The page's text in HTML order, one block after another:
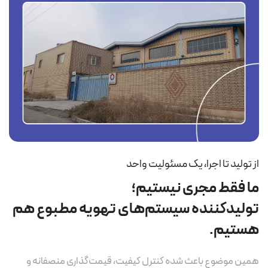
از تولید تا اجرا، یک مسئولیت واحد
ما فقط مجری نیستیم؛
تولیدکننده سیستم‌های تهویه مطبوع هم
هستیم.
همین موضوع باعث شده کنترل کیفیت، قیمت‌گذاری منصفانه و